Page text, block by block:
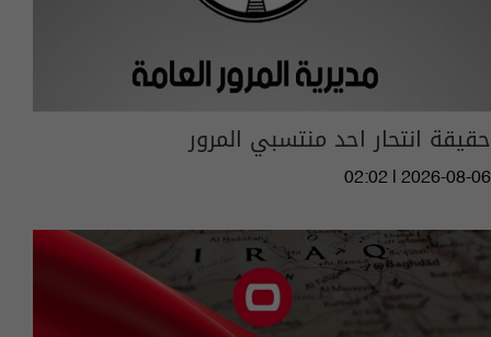
حقيقة انتحار احد منتسبي المرور
02:02 | 2026-08-06